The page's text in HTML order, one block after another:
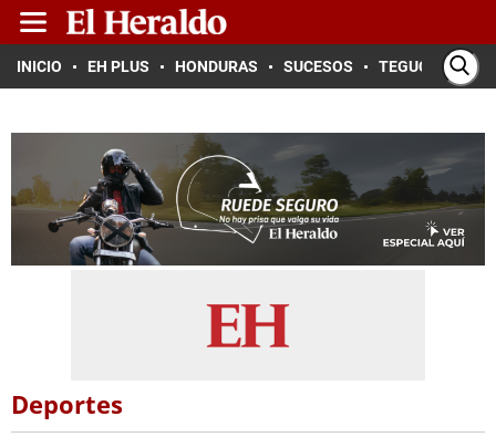
INICIO EH PLUS HONDURAS SUCESOS TEGUCIGALPA
Deportes